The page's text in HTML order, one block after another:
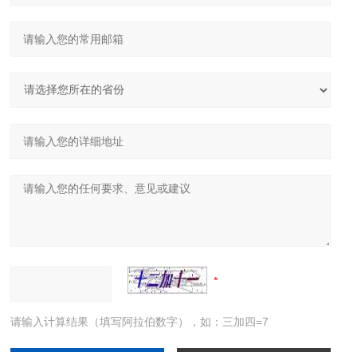
请输入计算结果（填写阿拉伯数字），如：三加四=7